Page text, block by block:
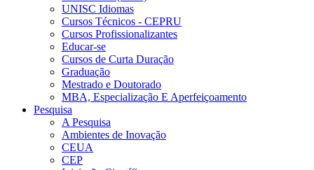
UNISC Idiomas
Cursos Técnicos - CEPRU
Cursos Profissionalizantes
Educar-se
Cursos de Curta Duração
Graduação
Mestrado e Doutorado
MBA, Especialização E Aperfeiçoamento
Pesquisa
A Pesquisa
Ambientes de Inovação
CEUA
CEP